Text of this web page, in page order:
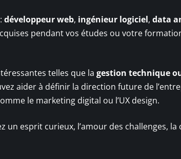
développeur web, ingénieur logiciel, data
pendant vos études ou votre
telles que la gestion technique
aider à définir la direction future de
le marketing digital ou l’UX design.
un esprit curieux, l’amour des challenges,